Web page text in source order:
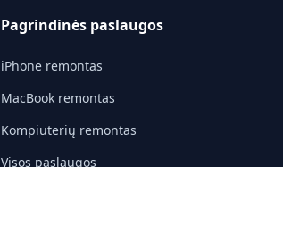
Pagrindinės paslaugos
iPhone remontas
MacBook remontas
Kompiuterių remontas
Visos paslaugos